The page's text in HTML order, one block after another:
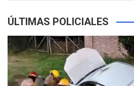
ÚLTIMAS POLICIALES